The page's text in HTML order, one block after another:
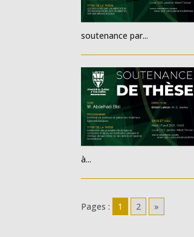
soutenance par...
à...
Pages : 1 2 »